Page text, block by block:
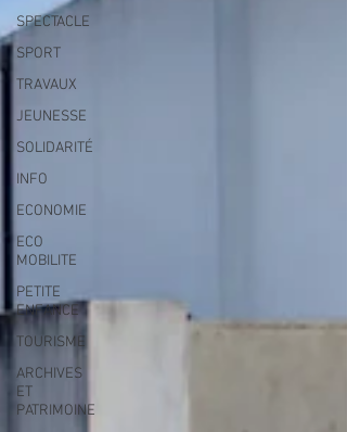
SPECTACLE
SPORT
TRAVAUX
JEUNESSE
SOLIDARITÉ
INFO
ECONOMIE
ECO
MOBILITE
PETITE
ENFANCE
TOURISME
ARCHIVES
ET
PATRIMOINE